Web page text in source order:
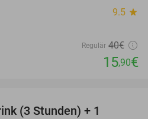
9.5 star
Regulär 40€
15,90€
(3 Stunden) + 1